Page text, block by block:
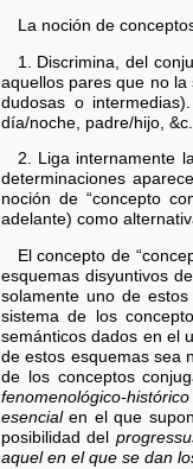
La noción de
1. Discrimina, del
aquellos pares que no
dudosas o
día/noche, padre/hijo,
2. Liga internamente
determinaciones
noción de “concepto
adelante) como
El concepto de
esquemas disyuntivos
solamente uno de
sistema de los
semánticos dados en el
de estos esquemas sea
de los conceptos
fenomenológico-histórico
esencialen el que
posibilidad del
aquel en el que se dan